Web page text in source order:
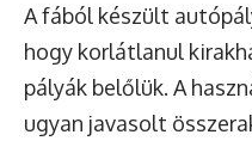
Afából készült
hogy korlátlanul
pályák belőlük. A
ugyan javasolt